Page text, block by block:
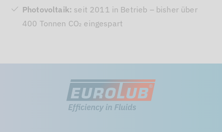
Photovoltaik: seit 2011 in Betrieb – bisher über
400 Tonnen CO₂ eingespart